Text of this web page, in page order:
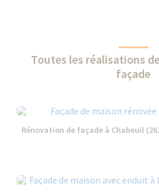
Toutes les réalisations
façade
Rénovation de façade à Chabeuil